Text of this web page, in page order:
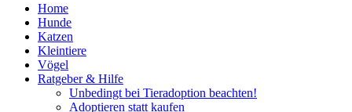
Home
Hunde
Katzen
Kleintiere
Vögel
Ratgeber & Hilfe
Unbedingt bei Tieradoption beachten!
Adoptieren statt kaufen